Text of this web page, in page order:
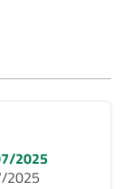
2025
2025